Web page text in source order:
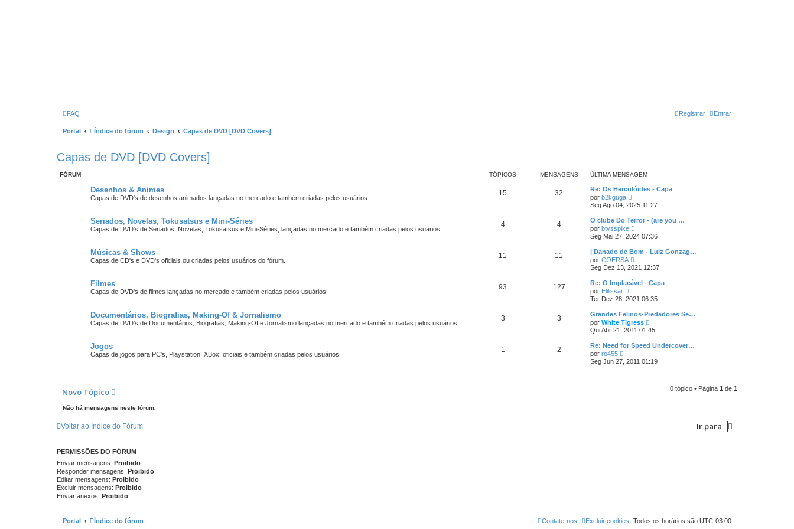
FAQ Entrar
Registrar
Portal Índice do fórum Design Capas de DVD [DVD Covers]
Capas de DVD [DVD Covers]
FÓRUM TÓPICOS MENSAGENS ÚLTIMA MENSAGEM
Desenhos & Animes
Capas de DVD's de desenhos animados lançadas no mercado e também criadas pelos usuários.
15 32
Re: Os Herculóides - Capa
por b2kguga
e
r
l
t
i
a
m
e
s
a
e
Seg Ago 04, 2025 11:27
Seriados, Novelas, Tokusatsus e Mini-Séries
Capas de DVD's de Seriados, Novelas, Tokusatsus e Mini-Séries, lançadas no mercado e também criadas pelos usuários.
4 4
O clube Do Terror - (are you …
por btvsspike
e
r
l
i
a
e
s
a
g
e
Seg Mai 27, 2024 07:36
Músicas & Shows
Capas de CD's e DVD's oficiais ou criadas pelos usuários do fórum.
11 11
| Danado de Bom - Luiz Gonzag…
por COERSA
e
r
l
i
a
m
e
s
a
e
Seg Dez 13, 2021 12:37
Filmes
Capas de DVD's de filmes lançadas no mercado e também criadas pelos usuários.
93 127
Re: O Implacável - Capa
por Elilissar
e
r
ú
l
t
i
a
e
Ter Dez 28, 2021 06:35
Documentários, Biografias, Making-Of & Jornalismo
Capas de DVD's de Documentários, Biografias, Making-Of e Jornalismo lançadas no mercado e também criadas pelos usuários.
3 3
Grandes Felinos-Predadores Se…
por White Tigress
e
r
ú
l
i
Qui Abr 21, 2011 01:45
Jogos
Capas de jogos para PC's, Playstation, XBox, oficiais e também criadas pelos usuários.
1 2
Re: Need for Speed Undercover…
por ro455
e
r
Seg Jun 27, 2011 01:19
Novo Tópico 0 tópico • Página 1 de 1
Não há mensagens neste fórum.
Voltar ao Índice do Fórum Ir para
PERMISSÕES DO FÓRUM
Enviar mensagens: Proibido
Responder mensagens: Proibido
Editar mensagens: Proibido
Excluir mensagens: Proibido
Enviar anexos: Proibido
Portal Índice do fórum Todos os horários são UTC-03:00
Excluir cookies
Contate-nos